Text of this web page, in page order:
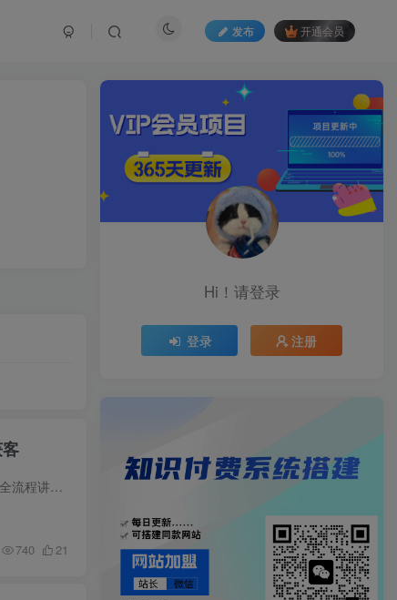
发布 开通会员
课程介绍 这套课程主打单人多设备图文量化获客模式，围绕账号矩阵搭建、风控养号、内容量产、合规引流全流程讲解落地方法。课程详细讲解单人 20 台设备矩阵搭建方案，普及一机一号一网络、手机 ...
740 21
Hi！请登录
登录 注册